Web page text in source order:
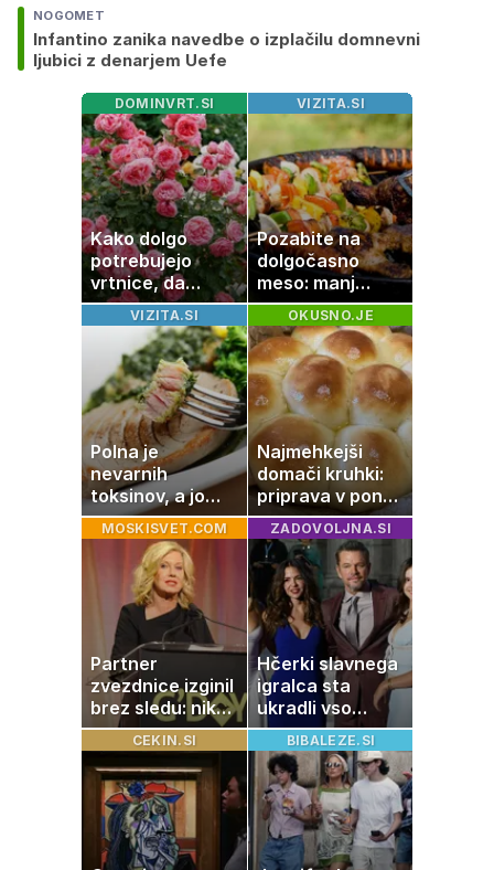
NOGOMET
Infantino zanika navedbe o izplačilu domnevni
ljubici z denarjem Uefe
DOMINVRT.SI
Kako dolgo
potrebujejo
vrtnice, da
zrastejo? Vse o
rasti, cvetenju in
negi vrtnic
VIZITA.SI
Pozabite na
dolgočasno
meso: manj
maščobe, več
svežine
VIZITA.SI
Polna je
nevarnih
toksinov, a jo
imamo vsi radi:
to je najbolj
nezdrava riba, ki
jo mnogi redno
uživajo
OKUSNO.JE
Najmehkejši
domači kruhki:
priprava v ponvi
je trik za popoln
rezultat
MOSKISVET.COM
Partner
zvezdnice izginil
brez sledu: nikoli
ga niso našli,
nato je prišla še
ena tragedija
ZADOVOLJNA.SI
Hčerki slavnega
igralca sta
ukradli vso
pozornost
CEKIN.SI BIBALEZE.SI